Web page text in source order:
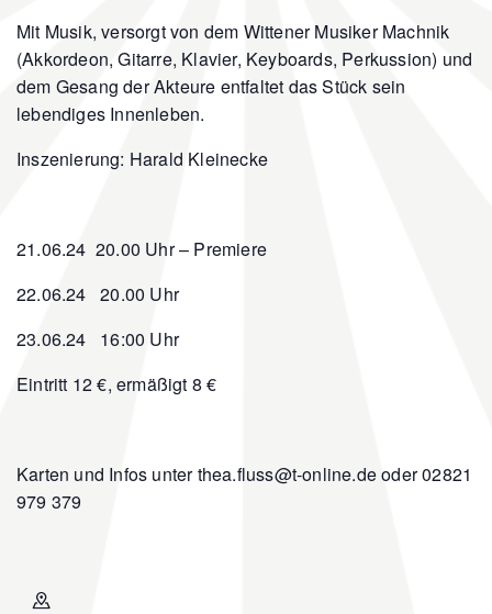
Mit Musik, versorgt von dem Wittener Musiker Machnik
(Akkordeon, Gitarre, Klavier, Keyboards, Perkussion) und
dem Gesang der Akteure entfaltet das Stück sein
lebendiges Innenleben.
Inszenierung: Harald Kleinecke
21.06.24 20.00 Uhr – Premiere
22.06.24 20.00 Uhr
23.06.24 16:00 Uhr
Eintritt 12 €, ermäßigt 8 €
Karten und Infos unter thea.fluss@t-online.de oder 02821
979 379